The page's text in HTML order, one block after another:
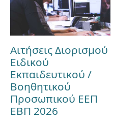
Αιτήσεις Διορισμού
Ειδικού
Εκπαιδευτικού /
Βοηθητικού
Προσωπικού ΕΕΠ
ΕΒΠ 2026